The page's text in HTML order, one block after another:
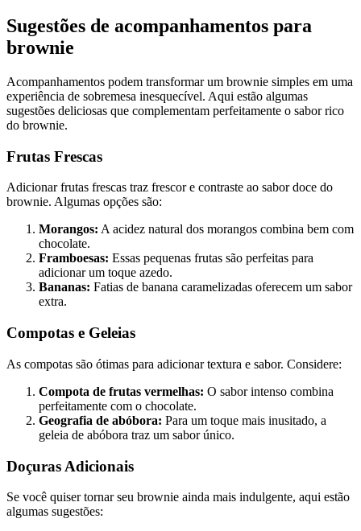
Sugestões de acompanhamentos para
brownie
Acompanhamentos podem transformar um brownie simples em uma
experiência de sobremesa inesquecível. Aqui estão algumas
sugestões deliciosas que complementam perfeitamente o sabor rico
do brownie.
Frutas Frescas
Adicionar frutas frescas traz frescor e contraste ao sabor doce do
brownie. Algumas opções são:
Morangos: A acidez natural dos morangos combina bem com
chocolate.
Framboesas: Essas pequenas frutas são perfeitas para
adicionar um toque azedo.
Bananas: Fatias de banana caramelizadas oferecem um sabor
extra.
Compotas e Geleias
As compotas são ótimas para adicionar textura e sabor. Considere:
Compota de frutas vermelhas: O sabor intenso combina
perfeitamente com o chocolate.
Geografia de abóbora: Para um toque mais inusitado, a
geleia de abóbora traz um sabor único.
Doçuras Adicionais
Se você quiser tornar seu brownie ainda mais indulgente, aqui estão
algumas sugestões: